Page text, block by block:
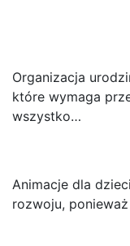
Organizacja
które wymaga
wszystko…
Animacje dla
rozwoju,